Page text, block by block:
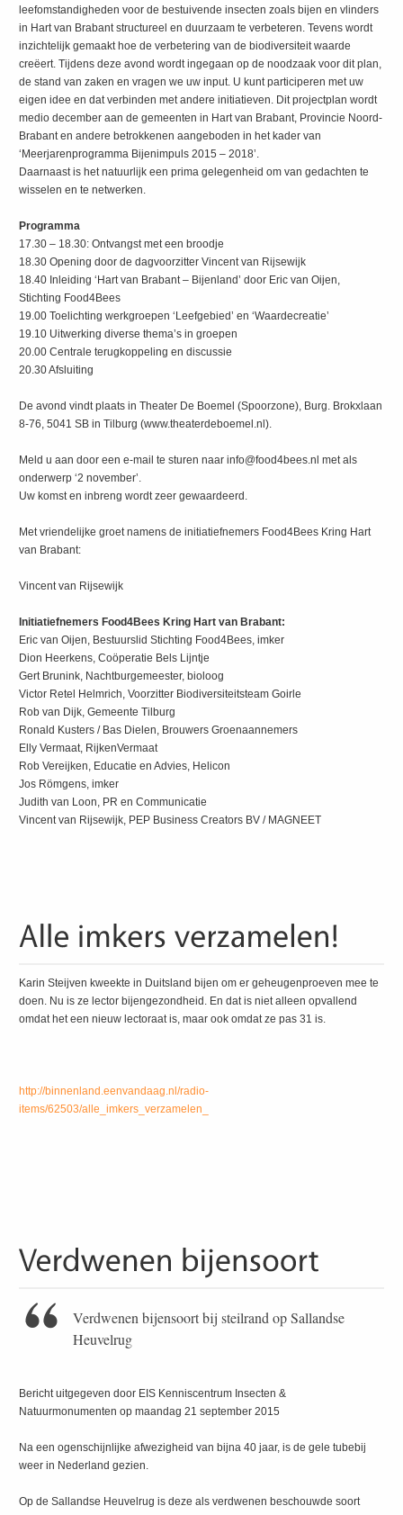
leefomstandigheden voor de bestuivende insecten zoals bijen en vlinders
in Hart van Brabant structureel en duurzaam te verbeteren. Tevens wordt
inzichtelijk gemaakt hoe de verbetering van de biodiversiteit waarde
creëert. Tijdens deze avond wordt ingegaan op de noodzaak voor dit plan,
de stand van zaken en vragen we uw input. U kunt participeren met uw
eigen idee en dat verbinden met andere initiatieven. Dit projectplan wordt
medio december aan de gemeenten in Hart van Brabant, Provincie Noord-
Brabant en andere betrokkenen aangeboden in het kader van
‘Meerjarenprogramma Bijenimpuls 2015 – 2018’.
Daarnaast is het natuurlijk een prima gelegenheid om van gedachten te
wisselen en te netwerken.
Programma
17.30 – 18.30: Ontvangst met een broodje
18.30 Opening door de dagvoorzitter Vincent van Rijsewijk
18.40 Inleiding ‘Hart van Brabant – Bijenland’ door Eric van Oijen,
Stichting Food4Bees
19.00 Toelichting werkgroepen ‘Leefgebied’ en ‘Waardecreatie’
19.10 Uitwerking diverse thema’s in groepen
20.00 Centrale terugkoppeling en discussie
20.30 Afsluiting
De avond vindt plaats in Theater De Boemel (Spoorzone), Burg. Brokxlaan
8-76, 5041 SB in Tilburg (www.theaterdeboemel.nl).
Meld u aan door een e-mail te sturen naar info@food4bees.nl met als
onderwerp ‘2 november’.
Uw komst en inbreng wordt zeer gewaardeerd.
Met vriendelijke groet namens de initiatiefnemers Food4Bees Kring Hart
van Brabant:
Vincent van Rijsewijk
Initiatiefnemers Food4Bees Kring Hart van Brabant:
Eric van Oijen, Bestuurslid Stichting Food4Bees, imker
Dion Heerkens, Coöperatie Bels Lijntje
Gert Brunink, Nachtburgemeester, bioloog
Victor Retel Helmrich, Voorzitter Biodiversiteitsteam Goirle
Rob van Dijk, Gemeente Tilburg
Ronald Kusters / Bas Dielen, Brouwers Groenaannemers
Elly Vermaat, RijkenVermaat
Rob Vereijken, Educatie en Advies, Helicon
Jos Römgens, imker
Judith van Loon, PR en Communicatie
Vincent van Rijsewijk, PEP Business Creators BV / MAGNEET
Karin Steijven kweekte in Duitsland bijen om er geheugenproeven mee te
doen. Nu is ze lector bijengezondheid. En dat is niet alleen opvallend
omdat het een nieuw lectoraat is, maar ook omdat ze pas 31 is.
http://binnenland.eenvandaag.nl/radio-
items/62503/alle_imkers_verzamelen_
Verdwenen bijensoort bij steilrand op Sallandse
Heuvelrug
Bericht uitgegeven door EIS Kenniscentrum Insecten &
Natuurmonumenten op maandag 21 september 2015
Na een ogenschijnlijke afwezigheid van bijna 40 jaar, is de gele tubebij
weer in Nederland gezien.
Op de Sallandse Heuvelrug is deze als verdwenen beschouwde soort